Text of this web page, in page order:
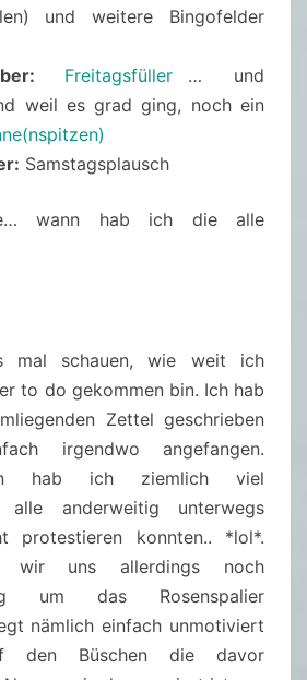
und weitere Bingofelder
Freitagsfüller … und
weil es grad ging, noch ein
Samstagsplausch
wann hab ich die alle
mal schauen, wie weit ich
to do gekommen bin. Ich hab
Zettel geschrieben
irgendwo angefangen.
hab ich ziemlich viel
anderweitig unterwegs
protestieren konnten.. *lol*.
wir uns allerdings noch
um das Rosenspalier
nämlich einfach unmotiviert
den Büschen die davor